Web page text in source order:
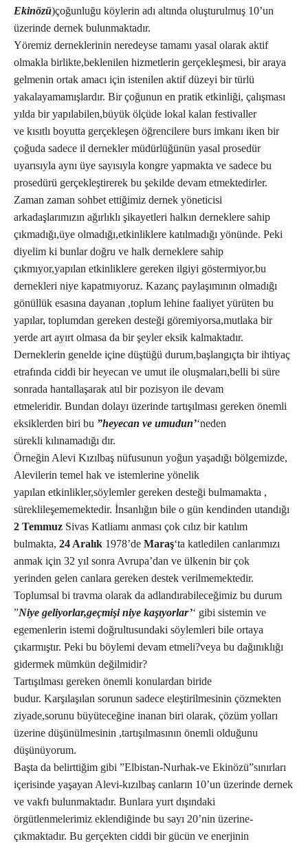
Ekinözü)çoğunluğu köylerin adı altında oluşturulmuş 10’un
üzerinde dernek bulunmaktadır.
Yöremiz derneklerinin neredeyse tamamı yasal olarak aktif
olmakla birlikte,beklenilen hizmetlerin gerçekleşmesi, bir araya
gelmenin ortak amacı için istenilen aktif düzeyi bir türlü
yakalayamamışlardır. Bir çoğunun en pratik etkinliği, çalışması
yılda bir yapılabilen,büyük ölçüde lokal kalan festivaller
ve kısıtlı boyutta gerçekleşen öğrencilere burs imkanı iken bir
çoğuda sadece il dernekler müdürlüğünün yasal prosedür
uyarısıyla aynı üye sayısıyla kongre yapmakta ve sadece bu
prosedürü gerçekleştirerek bu şekilde devam etmektedirler.
Zaman zaman sohbet ettiğimiz dernek yöneticisi
arkadaşlarımızın ağırlıklı şikayetleri halkın derneklere sahip
çıkmadığı,üye olmadığı,etkinliklere katılmadığı yönünde. Peki
diyelim ki bunlar doğru ve halk derneklere sahip
çıkmıyor,yapılan etkinliklere gereken ilgiyi göstermiyor,bu
dernekleri niye kapatmıyoruz. Kazanç paylaşımının olmadığı
gönüllük esasına dayanan ,toplum lehine faaliyet yürüten bu
yapılar, toplumdan gereken desteği göremiyorsa,mutlaka bir
yerde art ayırt olmasa da bir şeyler eksik kalmaktadır.
Derneklerin genelde içine düştüğü durum,başlangıçta bir ihtiyaç
etrafında ciddi bir heyecan ve umut ile oluşmaları,belli bi süre
sonrada hantallaşarak atıl bir pozisyon ile devam
etmeleridir. Bundan dolayı üzerinde tartışılması gereken önemli
eksiklerden biri bu ”heyecan ve umudun’‘neden
sürekli kılınamadığı dır.
Örneğin Alevi Kızılbaş nüfusunun yoğun yaşadığı bölgemizde,
Alevilerin temel hak ve istemlerine yönelik
yapılan etkinlikler,söylemler gereken desteği bulmamakta ,
süreklileşememektedir. İnsanlığın bile o gün kendinden utandığı
2 Temmuz Sivas Katliamı anması çok cılız bir katılım
bulmakta, 24 Aralık 1978’de Maraş‘ta katledilen canlarımızı
anmak için 32 yıl sonra Avrupa’dan ve ülkenin bir çok
yerinden gelen canlara gereken destek verilmemektedir.
Toplumsal bi travma olarak da adlandırabileceğimiz bu durum
”Niye geliyorlar,geçmişi niye kaşıyorlar’‘ gibi sistemin ve
egemenlerin istemi doğrultusundaki söylemleri bile ortaya
çıkarmıştır. Peki bu böylemi devam etmeli?veya bu dağınıklığı
gidermek mümkün değilmidir?
Tartışılması gereken önemli konulardan biride
budur. Karşılaşılan sorunun sadece eleştirilmesinin çözmekten
ziyade,sorunu büyüteceğine inanan biri olarak, çözüm yolları
üzerine düşünülmesinin ,tartışılmasının önemli olduğunu
düşünüyorum.
Başta da belirttiğim gibi ”Elbistan-Nurhak-ve Ekinözü”sınırları
içerisinde yaşayan Alevi-kızılbaş canların 10’un üzerinde dernek
ve vakfı bulunmaktadır. Bunlara yurt dışındaki
örgütlenmelerimiz eklendiğinde bu sayı 20’nin üzerine-
çıkmaktadır. Bu gerçekten ciddi bir gücün ve enerjinin